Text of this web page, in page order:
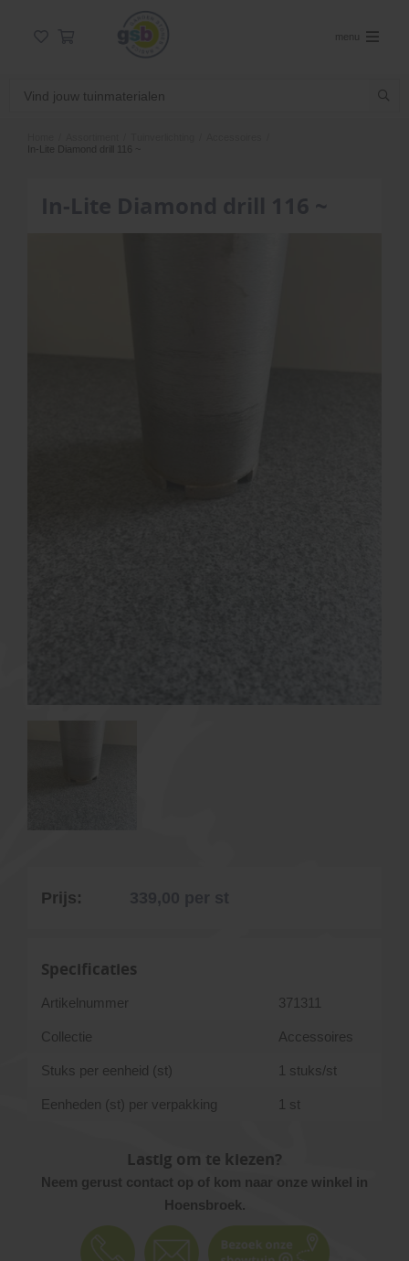
menu
In-Lite Diamond drill 116 ~
Prijs:
Specificaties
Artikelnummer 371311
Collectie Accessoires
Stuks per eenheid (st) 1 stuks/st
Eenheden (st) per verpakking 1 st
Lastig om te kiezen?
Neem gerust contact op of kom naar onze winkel in
Hoensbroek.